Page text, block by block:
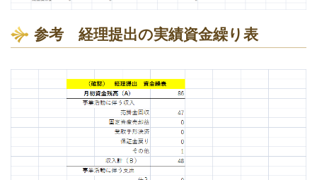
参考 経理提出の実績資金繰り表